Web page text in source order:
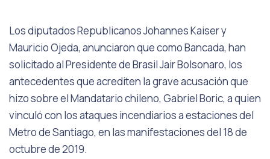
Los diputados Republicanos Johannes Kaiser y
Mauricio Ojeda, anunciaron que como Bancada, han
solicitado al Presidente de Brasil Jair Bolsonaro, los
antecedentes que acrediten la grave acusación que
hizo sobre el Mandatario chileno, Gabriel Boric, a quien
vinculó con los ataques incendiarios a estaciones del
Metro de Santiago, en las manifestaciones del 18 de
octubre de 2019.